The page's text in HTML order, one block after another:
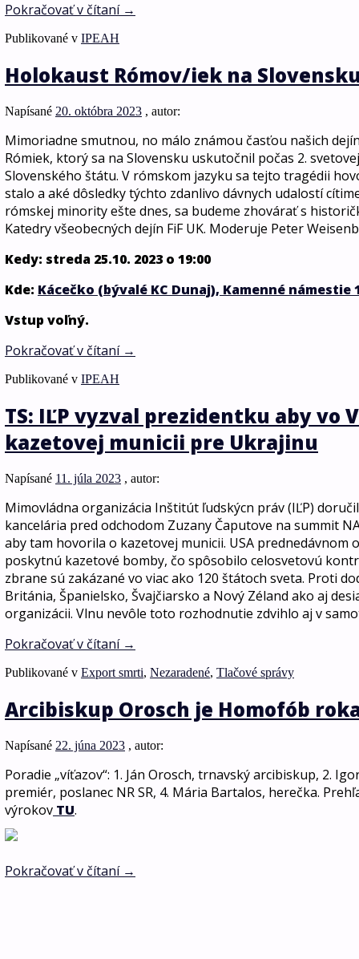
Pokračovať v čítaní →
Publikované v IPEAH
Holokaust Rómov/iek na
Napísané 20. októbra 2023 , autor:
Mimoriadne smutnou, no málo známou časťou našich
Rómiek, ktorý sa na Slovensku uskutočnil počas 2.
Slovenského štátu. V rómskom jazyku sa tejto tragédii
stalo a aké dôsledky týchto zdanlivo dávnych udalostí
rómskej minority ešte dnes, sa budeme zhovárať s
Katedry všeobecných dejín FiF UK. Moderuje Peter
Kedy: streda 25.10. 2023 o 19:00
Kde: Kácečko (bývalé KC Dunaj), Kamenné námestie
Vstup voľný.
Pokračovať v čítaní →
Publikované v IPEAH
TS: IĽP vyzval prezidentku aby vo
kazetovej municii pre Ukrajinu
Napísané 11. júla 2023 , autor:
Mimovládna organizácia Inštitút ľudskýcn práv (IĽP)
kancelária pred odchodom Zuzany Čaputove na summit
aby tam hovorila o kazetovej municii. USA prednedávnom
poskytnú kazetové bomby, čo spôsobilo celosvetovú
zbrane sú zakázané vo viac ako 120 štátoch sveta. Proti
Británia, Španielsko, Švajčiarsko a Nový Zéland ako aj
organizácii. Vlnu nevôle toto rozhodnutie zdvihlo aj v
Pokračovať v čítaní →
Publikované v Export smrti, Nezaradené, Tlačové správy
Arcibiskup Orosch je Homofób
Napísané 22. júna 2023 , autor:
Poradie „víťazov“: 1. Ján Orosch, trnavský arcibiskup, 2.
premiér, poslanec NR SR, 4. Mária Bartalos, herečka.
výrokov TU.
Pokračovať v čítaní →